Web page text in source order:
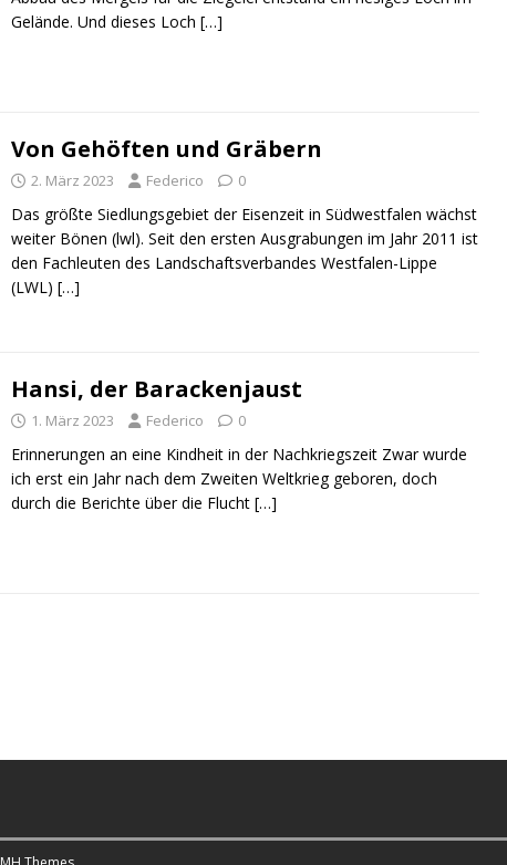
Gelände. Und dieses Loch […]
Von Gehöften und Gräbern
2. März 2023 Federico 0
Das größte Siedlungsgebiet der Eisenzeit in Südwestfalen wächst
weiter Bönen (lwl). Seit den ersten Ausgrabungen im Jahr 2011 ist
den Fachleuten des Landschaftsverbandes Westfalen-Lippe
(LWL) […]
Hansi, der Barackenjaust
1. März 2023 Federico 0
Erinnerungen an eine Kindheit in der Nachkriegszeit Zwar wurde
ich erst ein Jahr nach dem Zweiten Weltkrieg geboren, doch
durch die Berichte über die Flucht […]